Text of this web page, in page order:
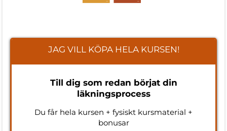
JAG VILL KÖPA HELA KURSEN!
Till dig som redan börjat din
läkningsprocess
Du får hela kursen + fysiskt kursmaterial +
bonusar